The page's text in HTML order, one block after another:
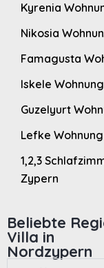
Kyrenia
Nikosia
Famagusta
Iskele
Guzelyurt
Lefke
1,2,3
Zypern
Beliebte
Villa in
Nordzypern